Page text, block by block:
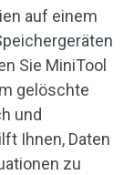
auf einem
Sie MiniTool
gelöschte
und
Ihnen, Daten
zu